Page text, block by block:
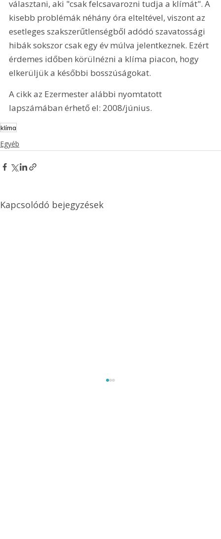
választani, aki "csak felcsavarozni tudja a klímát". A
kisebb problémák néhány óra elteltével, viszont az
esetleges szakszerűtlenségből adódó szavatossági
hibák sokszor csak egy év múlva jelentkeznek. Ezért
érdemes időben körülnézni a klíma piacon, hogy
elkerüljük a későbbi bosszúságokat.
A cikk az Ezermester alábbi nyomtatott
lapszámában érhető el: 2008/június.
klíma
Egyéb
Kapcsolódó bejegyzések